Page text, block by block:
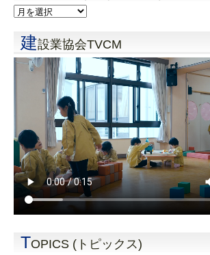
建設業協会TVCM
TOPICS (トピックス)